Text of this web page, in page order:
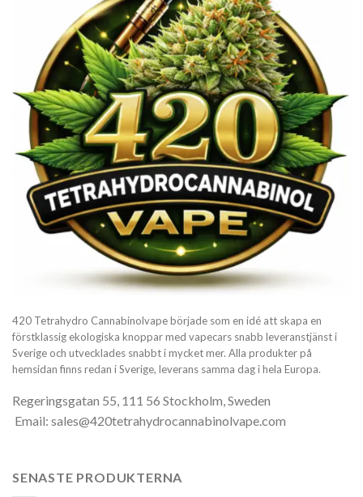
420 Tetrahydro Cannabinolvape började som en idé att skapa en
förstklassig ekologiska knoppar med vapecars snabb leveranstjänst i
Sverige och utvecklades snabbt i mycket mer. Alla produkter på
hemsidan finns redan i Sverige, leverans samma dag i hela Europa.
Regeringsgatan 55, 111 56 Stockholm, Sweden
Email: sales@420tetrahydrocannabinolvape.com
SENASTE PRODUKTERNA